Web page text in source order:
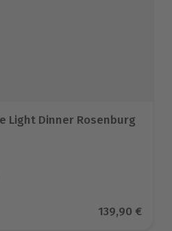
Light Dinner Rosenburg
Aktueller
139,90 €